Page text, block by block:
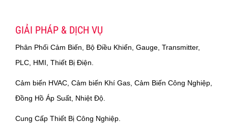
GIẢI PHÁP & DỊCH VỤ
Phân Phối Cảm Biến, Bộ Điều Khiển, Gauge, Transmitter,
PLC, HMI, Thiết Bị Điện.
Cảm biến HVAC, Cảm biến Khí Gas, Cảm Biến Công Nghiệp,
Đồng Hồ Áp Suất, Nhiệt Độ.
Cung Cấp Thiết Bị Công Nghiệp.